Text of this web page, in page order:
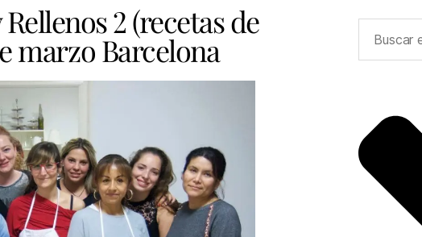
2 (recetas de
marzo Barcelona